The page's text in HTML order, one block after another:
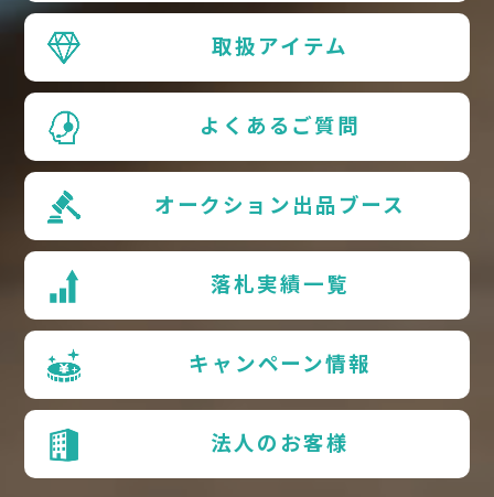
取扱アイテム
よくあるご質問
オークション出品ブース
落札実績一覧
キャンペーン情報
法人のお客様